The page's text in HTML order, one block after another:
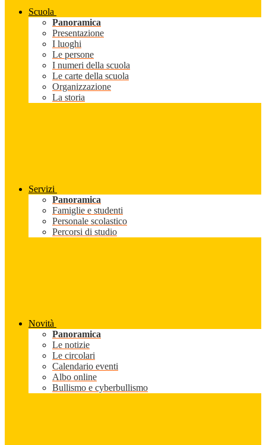
Scuola
Panoramica
Presentazione
I luoghi
Le persone
I numeri della scuola
Le carte della scuola
Organizzazione
La storia
Servizi
Panoramica
Famiglie e studenti
Personale scolastico
Percorsi di studio
Novità
Panoramica
Le notizie
Le circolari
Calendario eventi
Albo online
Bullismo e cyberbullismo